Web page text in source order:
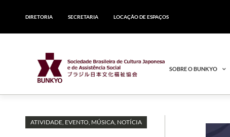
DIRETORIA SECRETARIA LOCAÇÃO DE ESPAÇOS
SOBRE O BUNKYO
ATIVIDADE, EVENTO, MÚSICA, NOTÍCIA